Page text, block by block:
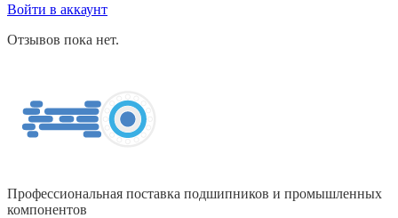
Войти в аккаунт
Отзывов пока нет.
Профессиональная поставка подшипников и промышленных
компонентов